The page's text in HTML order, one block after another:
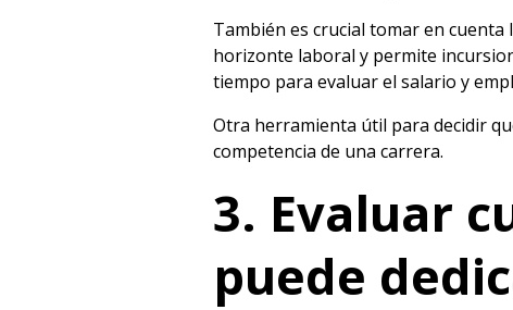
También es crucial tomar en
horizonte laboral y permite
tiempo para evaluar el salario y
Otra herramienta útil para decidir
competencia de una carrera.
3. Evaluar
puede